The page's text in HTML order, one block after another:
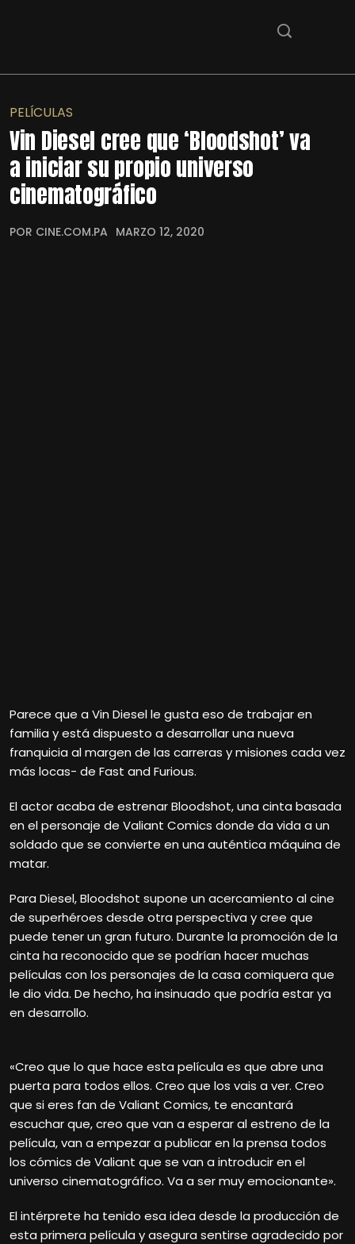
PELÍCULAS
Vin Diesel cree que ‘Bloodshot’ va
a iniciar su propio universo
cinematográfico
POR CINE.COM.PA MARZO 12, 2020
Parece que a Vin Diesel le gusta eso de trabajar en
familia y está dispuesto a desarrollar una nueva
franquicia al margen de las carreras y misiones cada vez
más locas- de Fast and Furious.
El actor acaba de estrenar Bloodshot, una cinta basada
en el personaje de Valiant Comics donde da vida a un
soldado que se convierte en una auténtica máquina de
matar.
Para Diesel, Bloodshot supone un acercamiento al cine
de superhéroes desde otra perspectiva y cree que
puede tener un gran futuro. Durante la promoción de la
cinta ha reconocido que se podrían hacer muchas
películas con los personajes de la casa comiquera que
le dio vida. De hecho, ha insinuado que podría estar ya
en desarrollo.
«Creo que lo que hace esta película es que abre una
puerta para todos ellos. Creo que los vais a ver. Creo
que si eres fan de Valiant Comics, te encantará
escuchar que, creo que van a esperar al estreno de la
película, van a empezar a publicar en la prensa todos
los cómics de Valiant que se van a introducir en el
universo cinematográfico. Va a ser muy emocionante».
El intérprete ha tenido esa idea desde la producción de
esta primera película y asegura sentirse agradecido por